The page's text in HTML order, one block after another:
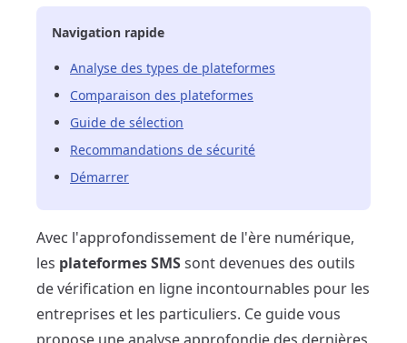
Navigation rapide
Analyse des types de plateformes
Comparaison des plateformes
Guide de sélection
Recommandations de sécurité
Démarrer
Avec l'approfondissement de l'ère numérique,
les plateformes SMSsont devenues des outils
de vérification en ligne incontournables pour les
entreprises et les particuliers. Ce guide vous